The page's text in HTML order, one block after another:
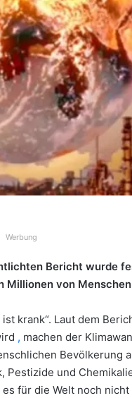
Werbung
Bericht wurde
von
krank“. Laut dem
, machen der
Bevölkerung
und
für die Welt noch